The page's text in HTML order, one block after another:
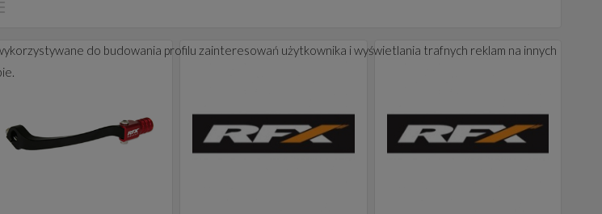
do budowania profilu zainteresowań użytkownika i wyświetlania trafnych reklam na innych